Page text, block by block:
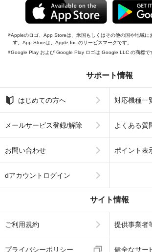
Appleのロゴ、App Storeは、米国もしくはその他の国や地域に
す。App Storeは、Apple Inc.のサービスマークです。
Google Play および Google Play ロゴは Google LLC の商標で
サポート情報
はじめての方へ 対応機種一
メールサービス登録/解除 よくある質
お問い合わせ ポイント表
dアカウントログイン
サイト情報
ご利用規約 提供事業者
プライバシーポリシー 健全なサー